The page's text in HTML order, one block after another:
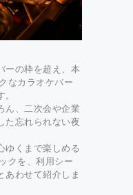
ーの枠を超え、本
なカラオケバー
ん、二次会や企業
た忘れられない夜
ゆくまで楽しめる
クを、利用シー
あわせて紹介しま